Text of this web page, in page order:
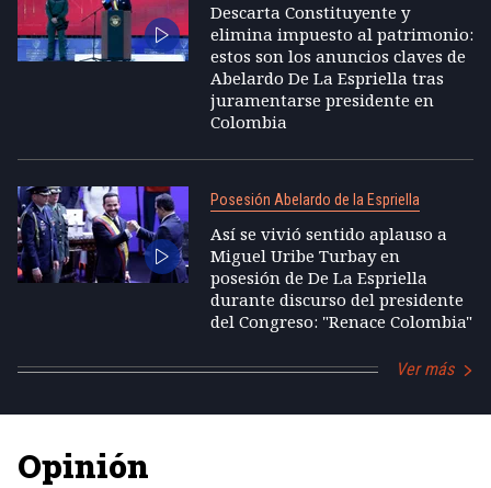
Descarta Constituyente y
elimina impuesto al patrimonio:
estos son los anuncios claves de
Abelardo De La Espriella tras
juramentarse presidente en
Colombia
Posesión Abelardo de la Espriella
Así se vivió sentido aplauso a
Miguel Uribe Turbay en
posesión de De La Espriella
durante discurso del presidente
del Congreso: "Renace Colombia"
Ver más
Opinión